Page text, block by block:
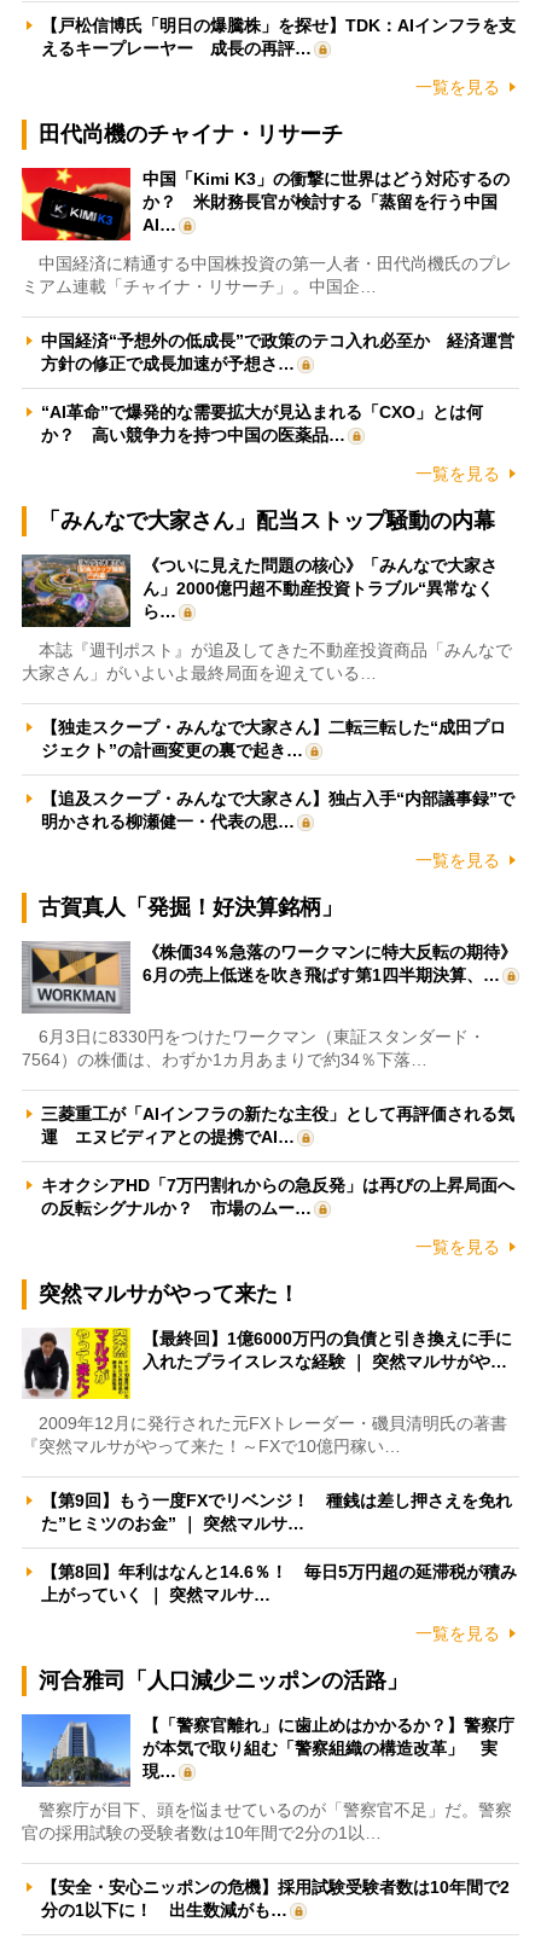
【戸松信博氏「明日の爆騰株」を探せ】TDK：AIインフラを支
えるキープレーヤー 成長の再評…
一覧を見る
田代尚機のチャイナ・リサーチ
中国「Kimi K3」の衝撃に世界はどう対応するの
か？ 米財務長官が検討する「蒸留を行う中国
AI…
中国経済に精通する中国株投資の第一人者・田代尚機氏のプレ
ミアム連載「チャイナ・リサーチ」。中国企…
中国経済“予想外の低成長”で政策のテコ入れ必至か 経済運営
方針の修正で成長加速が予想さ…
“AI革命”で爆発的な需要拡大が見込まれる「CXO」とは何
か？ 高い競争力を持つ中国の医薬品…
一覧を見る
「みんなで大家さん」配当ストップ騒動の内幕
《ついに見えた問題の核心》「みんなで大家さ
ん」2000億円超不動産投資トラブル“異常なく
ら…
本誌『週刊ポスト』が追及してきた不動産投資商品「みんなで
大家さん」がいよいよ最終局面を迎えている…
【独走スクープ・みんなで大家さん】二転三転した“成田プロ
ジェクト”の計画変更の裏で起き…
【追及スクープ・みんなで大家さん】独占入手“内部議事録”で
明かされる柳瀬健一・代表の思…
一覧を見る
古賀真人「発掘！好決算銘柄」
《株価34％急落のワークマンに特大反転の期待》
6月の売上低迷を吹き飛ばす第1四半期決算、…
6月3日に8330円をつけたワークマン（東証スタンダード・
7564）の株価は、わずか1カ月あまりで約34％下落…
三菱重工が「AIインフラの新たな主役」として再評価される気
運 エヌビディアとの提携でAI…
キオクシアHD「7万円割れからの急反発」は再びの上昇局面へ
の反転シグナルか？ 市場のムー…
一覧を見る
突然マルサがやって来た！
【最終回】1億6000万円の負債と引き換えに手に
入れたプライスレスな経験 ｜ 突然マルサがや…
2009年12月に発行された元FXトレーダー・磯貝清明氏の著書
『突然マルサがやって来た！～FXで10億円稼い…
【第9回】もう一度FXでリベンジ！ 種銭は差し押さえを免れ
た”ヒミツのお金” ｜ 突然マルサ…
【第8回】年利はなんと14.6％！ 毎日5万円超の延滞税が積み
上がっていく ｜ 突然マルサ…
一覧を見る
河合雅司「人口減少ニッポンの活路」
【「警察官離れ」に歯止めはかかるか？】警察庁
が本気で取り組む「警察組織の構造改革」 実
現…
警察庁が目下、頭を悩ませているのが「警察官不足」だ。警察
官の採用試験の受験者数は10年間で2分の1以…
【安全・安心ニッポンの危機】採用試験受験者数は10年間で2
分の1以下に！ 出生数減がも…